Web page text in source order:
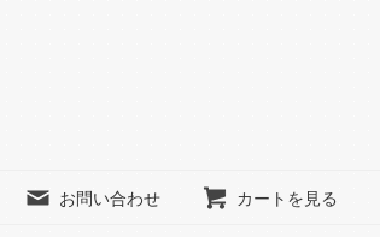
お問い合わせ カートを見る